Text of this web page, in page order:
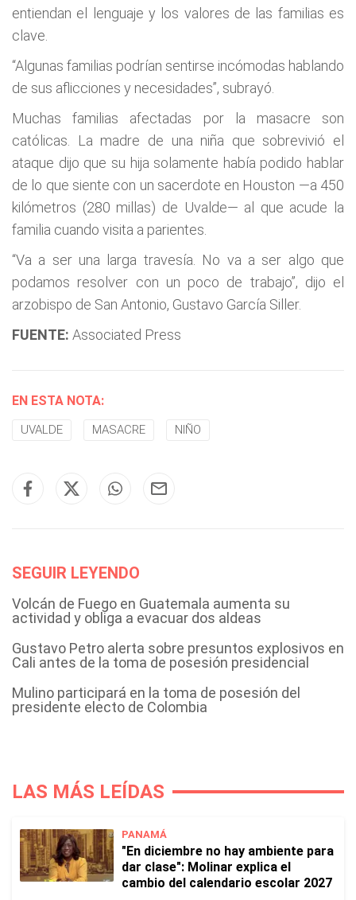
entiendan el lenguaje y los valores de las familias es
clave.
“Algunas familias podrían sentirse incómodas hablando
de sus aflicciones y necesidades”, subrayó.
Muchas familias afectadas por la masacre son
católicas. La madre de una niña que sobrevivió el
ataque dijo que su hija solamente había podido hablar
de lo que siente con un sacerdote en Houston —a 450
kilómetros (280 millas) de Uvalde— al que acude la
familia cuando visita a parientes.
“Va a ser una larga travesía. No va a ser algo que
podamos resolver con un poco de trabajo”, dijo el
arzobispo de San Antonio, Gustavo García Siller.
FUENTE: Associated Press
EN ESTA NOTA:
UVALDE MASACRE NIÑO
SEGUIR LEYENDO
Volcán de Fuego en Guatemala aumenta su
actividad y obliga a evacuar dos aldeas
Gustavo Petro alerta sobre presuntos explosivos en
Cali antes de la toma de posesión presidencial
Mulino participará en la toma de posesión del
presidente electo de Colombia
LAS MÁS LEÍDAS
PANAMÁ
"En diciembre no hay ambiente para
dar clase": Molinar explica el
cambio del calendario escolar 2027